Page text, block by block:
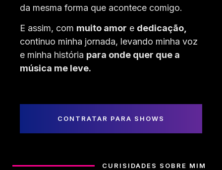
da mesma forma que acontece comigo.
E assim, com muito amor e dedicação,
continuo minha jornada, levando minha voz
e minha história para onde quer que a
música me leve.
CONTRATAR PARA SHOWS
CURISIDADES SOBRE MIM